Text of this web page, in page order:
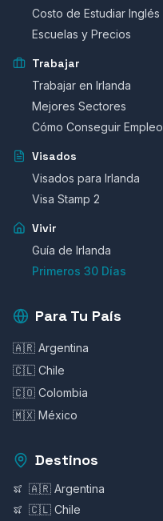
Costo de Estudiar Inglés
Escuelas y Precios
Trabajar
Trabajar en Irlanda
Mejores Sectores
Cómo Conseguir Empleo
Visados
Visados para Irlanda
Visa Stamp 2
Vivir
Guía de Irlanda
Primeros 30 Días
Para Tu País
🇦🇷 Argentina
🇨🇱 Chile
🇨🇴 Colombia
🇲🇽 México
Destinos
🇦🇷 Argentina
🇨🇱 Chile